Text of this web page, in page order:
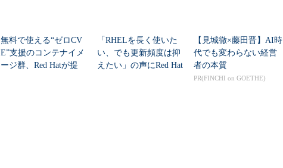
無料で使える“ゼロCV
E”支援のコンテナイメ
ージ群、Red Hatが提
「RHELを長く使いた
い、でも更新頻度は抑
えたい」の声にRed Hat
【見城徹×藤田晋】AI時
代でも変わらない経営
者の本質
PR(FINCHI on GOETHE)